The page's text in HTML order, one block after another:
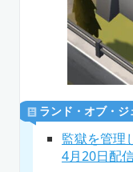
ランド・オブ・
監獄を管理
4月20日配